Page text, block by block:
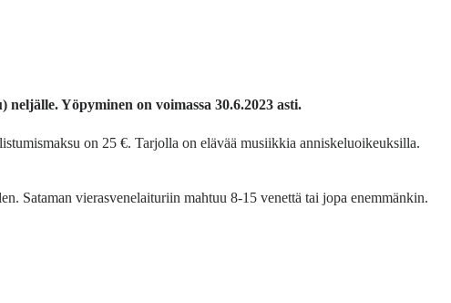
Yöpyminen on voimassa 30.6.2023 asti.
on 25 €. Tarjolla on elävää musiikkia anniskeluoikeuksilla.
Sataman vierasvenelaituriin mahtuu 8-15 venettä tai jopa enemmänkin.